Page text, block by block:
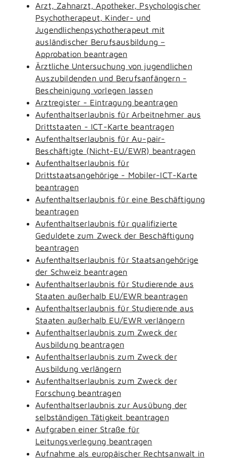
Arzt, Zahnarzt, Apotheker, Psychologischer
Psychotherapeut, Kinder- und
Jugendlichenpsychotherapeut mit
ausländischer Berufsausbildung –
Approbation beantragen
Ärztliche Untersuchung von jugendlichen
Auszubildenden und Berufsanfängern -
Bescheinigung vorlegen lassen
Arztregister - Eintragung beantragen
Aufenthaltserlaubnis für Arbeitnehmer aus
Drittstaaten - ICT-Karte beantragen
Aufenthaltserlaubnis für Au-pair-
Beschäftigte (Nicht-EU/EWR) beantragen
Aufenthaltserlaubnis für
Drittstaatsangehörige - Mobiler-ICT-Karte
beantragen
Aufenthaltserlaubnis für eine Beschäftigung
beantragen
Aufenthaltserlaubnis für qualifizierte
Geduldete zum Zweck der Beschäftigung
beantragen
Aufenthaltserlaubnis für Staatsangehörige
der Schweiz beantragen
Aufenthaltserlaubnis für Studierende aus
Staaten außerhalb EU/EWR beantragen
Aufenthaltserlaubnis für Studierende aus
Staaten außerhalb EU/EWR verlängern
Aufenthaltserlaubnis zum Zweck der
Ausbildung beantragen
Aufenthaltserlaubnis zum Zweck der
Ausbildung verlängern
Aufenthaltserlaubnis zum Zweck der
Forschung beantragen
Aufenthaltserlaubnis zur Ausübung der
selbständigen Tätigkeit beantragen
Aufgraben einer Straße für
Leitungsverlegung beantragen
Aufnahme als europäischer Rechtsanwalt in